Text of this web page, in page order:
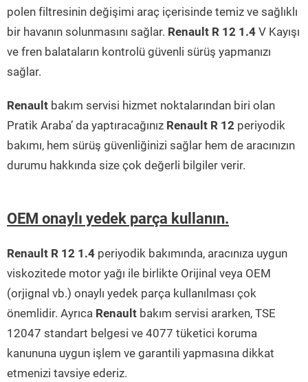
polen filtresinin değişimi araç içerisinde temiz ve sağlıklı
bir havanın solunmasını sağlar. Renault R 12 1.4 V Kayışı
ve fren balataların kontrolü güvenli sürüş yapmanızı
sağlar.
Renault bakım servisi hizmet noktalarından biri olan
Pratik Araba’ da yaptıracağınız Renault R 12 periyodik
bakımı, hem sürüş güvenliğinizi sağlar hem de aracınızın
durumu hakkında size çok değerli bilgiler verir.
OEM onaylı yedek parça kullanın.
Renault R 12 1.4 periyodik bakımında, aracınıza uygun
viskozitede motor yağı ile birlikte Orijinal veya OEM
(orjignal vb.) onaylı yedek parça kullanılması çok
önemlidir. Ayrıca Renault bakım servisi ararken, TSE
12047 standart belgesi ve 4077 tüketici koruma
kanununa uygun işlem ve garantili yapmasına dikkat
etmenizi tavsiye ederiz.